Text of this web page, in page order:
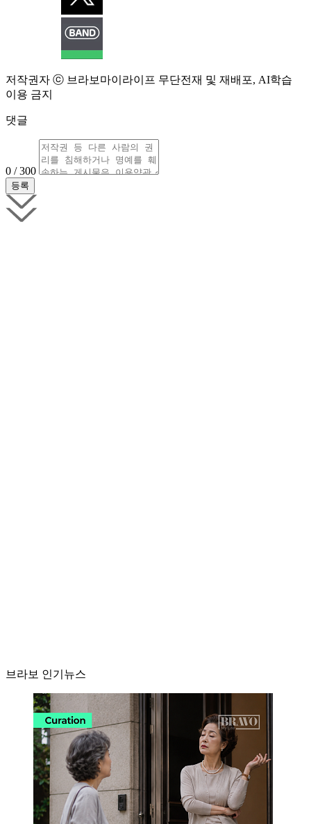
저작권자 ⓒ 브라보마이라이프 무단전재 및 재배포, AI학습
이용 금지
댓글
0 / 300
브라보 인기뉴스